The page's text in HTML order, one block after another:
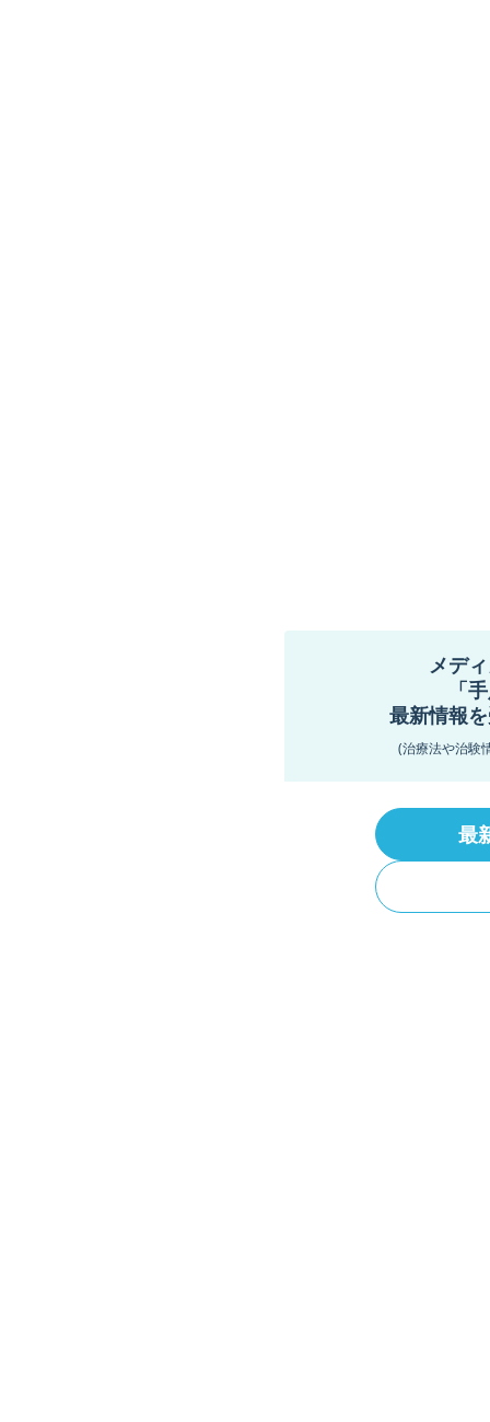
メデ
「
最新情報
(治療法や治験
最